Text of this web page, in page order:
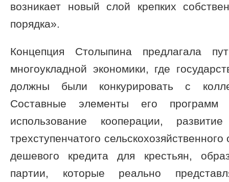
возникает новый слой крепких
порядка».
Концепция Столыпина предлагала
многоукладной экономики, где
должны были конкурировать с
Составные элементы его
использование кооперации,
трехступенчатого
дешевого кредита для крестьян,
партии, которые реально